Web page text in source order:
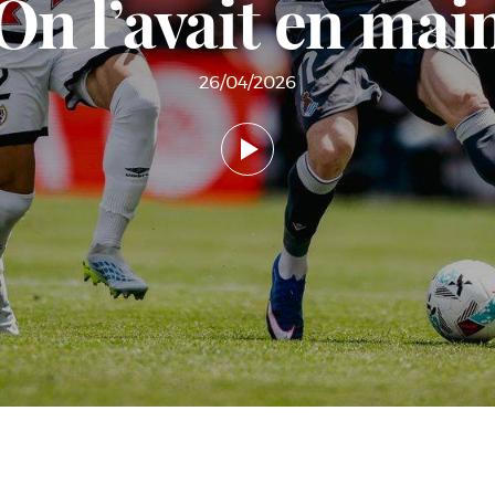
l’avait en
26/04/2026